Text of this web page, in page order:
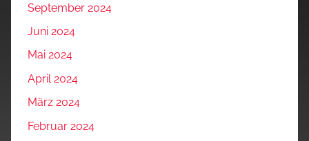
September 2024
Juni 2024
Mai 2024
April 2024
März 2024
Februar 2024